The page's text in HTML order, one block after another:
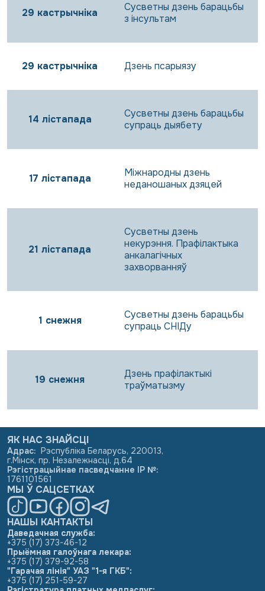
29 кастрычніка
Сусветны дзень барацьбы
з інсультам
29 кастрычніка Дзень псарыязу
14 лістапада
Сусветны дзень барацьбы
супраць дыябету
17 лістапада
Міжнародны дзень
неданошаных дзяцей
21 лістапада
Сусветны дзень
некурэння. Прафілактыка
анкалагічных
захворванняў
1 снежня
Сусветны дзень барацьбы
супраць СНІДу
19 снежня
Дзень прафілактыкі
траўматызму
НАШЫ КАНТАКТЫ
Даведачная служба:
+375 (17) 373-46-12
Прыёмная галоўнага лекара:
+375 (17) 379-92-58
"Гарачая лінія" УАЗ "1-я ГКБ":
+375 (17) 251-59-27
ЯК НАС ЗНАЙСЦІ
Адрас: Рэспубліка Беларусь, 220013,
г.Мінск, пр. Незалежнасці, д.64
Рэгістрацыйнае пасведчанне ІР №:
1761101561
МЫ Ў САЦСЕТКАХ